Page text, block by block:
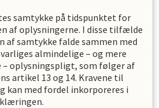
samtykke på tidspunktet for
af oplysningerne. I disse tilfælde
af samtykke falde sammen med
almindelige – og mere
oplysningspligt, som følger af
artikel 13 og 14. Kravene til
kan med fordel inkorporeres i